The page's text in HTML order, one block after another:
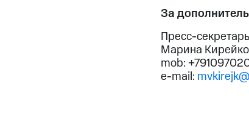
За
Пресс-
Марина Кирейко
mob:
e-mail: